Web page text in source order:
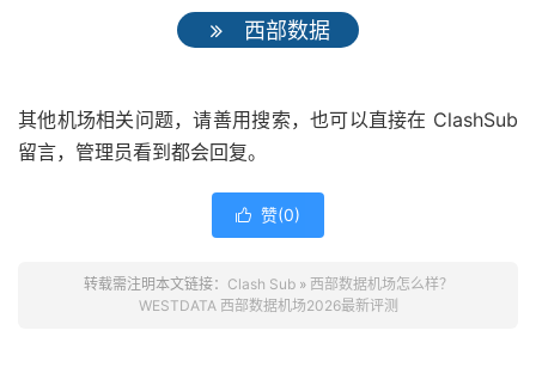
西部数据
其他机场相关问题，请善用搜索，也可以直接在 ClashSub
留言，管理员看到都会回复。
 赞(0)
转载需注明本文链接： Clash Sub» 西部数据机场怎么样？
WESTDATA 西部数据机场2026最新评测